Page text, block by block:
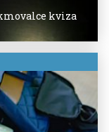
kviza